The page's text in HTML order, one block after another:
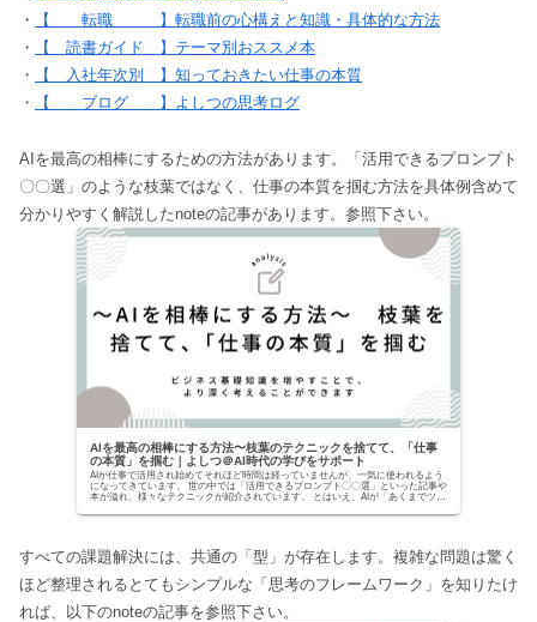
・
【 転職 】転職前の心構えと知識・具体的な方法
・
【 読書ガイド 】テーマ別おススメ本
・
【 入社年次別 】知っておきたい仕事の本質
・
【 ブログ 】よしつの思考ログ
AIを最高の相棒にするための方法があります。「活用できるプロンプト
〇〇選」のような枝葉ではなく、仕事の本質を掴む方法を具体例含めて
分かりやすく解説したnoteの記事があります。参照下さい。
AIを最高の相棒にする方法〜枝葉のテクニックを捨てて、「仕事
の本質」を掴む｜よしつ＠AI時代の学びをサポート
AIが仕事で活用され始めてそれほど時間は経っていませんが、一気に使われるよう
になってきています。 世の中では「活用できるプロンプト〇〇選」といった記事や
本が溢れ、様々なテクニックが紹介されています。 とはいえ、AIが「あくまでツー
すべての課題解決には、共通の「型」が存在します。複雑な問題は驚く
ほど整理されるとてもシンプルな「思考のフレームワーク」を知りたけ
れば、以下のnoteの記事を参照下さい。